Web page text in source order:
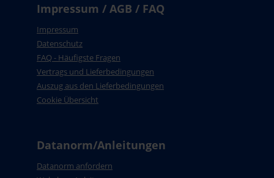
Impressum / AGB / FAQ
Impressum
Datenschutz
FAQ - Häufigste Fragen
Vertrags und Lieferbedingungen
Auszug aus den Lieferbedingungen
Cookie Übersicht
Datanorm/Anleitungen
Datanorm anfordern